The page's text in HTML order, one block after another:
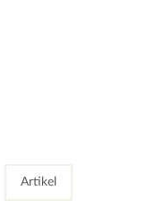
Artikel